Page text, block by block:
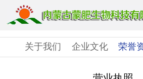
关于我们 企业文化 荣誉